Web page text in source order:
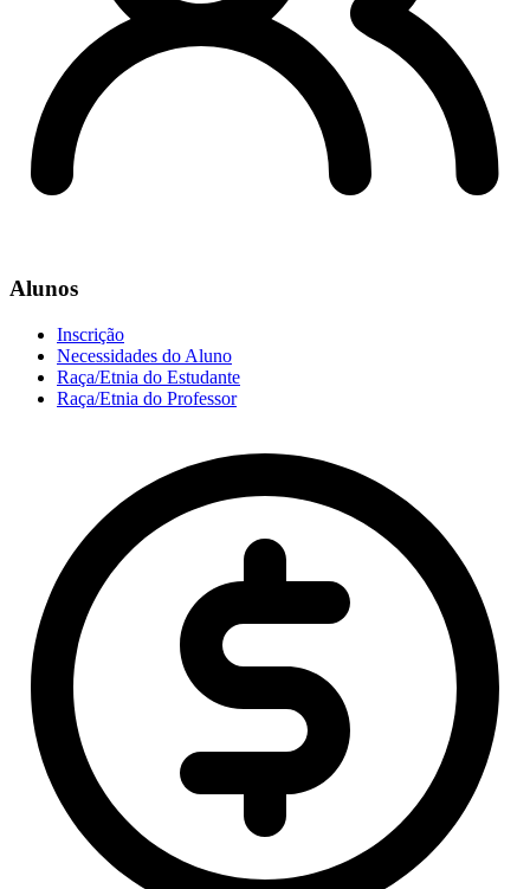
Alunos
Inscrição
Necessidades do Aluno
Raça/Etnia do Estudante
Raça/Etnia do Professor